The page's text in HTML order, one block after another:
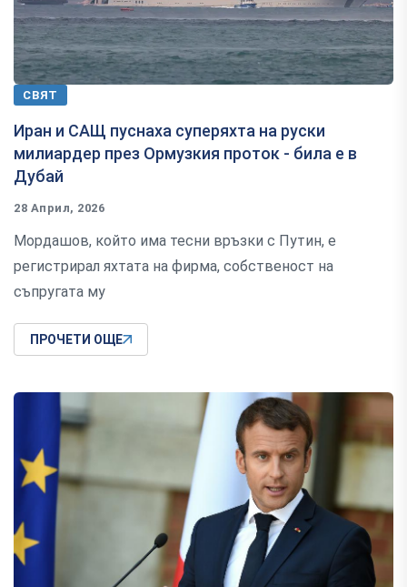
СВЯТ
Иран и САЩ пуснаха суперяхта на руски
милиардер през Ормузкия проток - била е в
Дубай
28 Април, 2026
Мордашов, който има тесни връзки с Путин, е
регистрирал яхтата на фирма, собственост на
съпругата му
ПРОЧЕТИ ОЩЕ